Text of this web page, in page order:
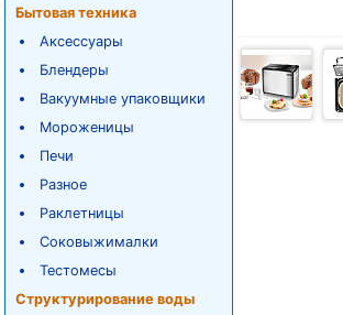
Бытовая техника
Аксессуары
Блендеры
Вакуумные упаковщики
Мороженицы
Печи
Разное
Раклетницы
Соковыжималки
Тестомесы
Структурирование воды